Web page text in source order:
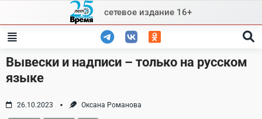
content
сетевое издание 16+
Вывески и надписи – только на русском
языке
26.10.2023 Оксана Романова